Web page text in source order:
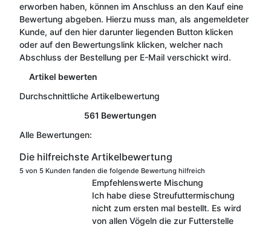
Durchschnittliche Artikelbewertung
561 Bewertungen
erworben haben, können im Anschluss an den Kauf eine
Bewertung abgeben. Hierzu muss man, als angemeldeter
Kunde, auf den hier darunter liegenden Button klicken
oder auf den Bewertungslink klicken, welcher nach
Abschluss der Bestellung per E-Mail verschickt wird.
Artikel bewerten
Alle Bewertungen:
Die hilfreichste Artikelbewertung
5 von 5 Kunden fanden die folgende Bewertung hilfreich
Empfehlenswerte Mischung
Ich habe diese Streufuttermischung
nicht zum ersten mal bestellt. Es wird
von allen Vögeln die zur Futterstelle